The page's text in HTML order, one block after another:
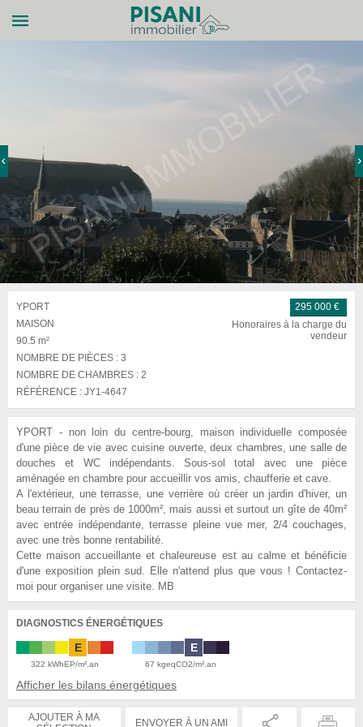
295 000 €
Honoraires à la charge du
vendeur
YPORT
MAISON
90.5 m²
NOMBRE DE PIÈCES : 3
NOMBRE DE CHAMBRES : 2
RÉFÉRENCE : JY1-4647
YPORT - non loin du centre-bourg, maison individuelle composée
d'une pièce de vie avec cuisine ouverte, deux chambres, une salle de
douches et WC indépendants. Sous-sol total avec une pièce
aménagée en chambre pour accueillir vos amis, chaufferie et cave.
A l'extérieur, une terrasse, une verrière où créer un jardin d'hiver, un
beau terrain de près de 1000m², mais aussi et surtout un gîte de 40m²
avec entrée indépendante, terrasse pleine vue mer, 2/4 couchages,
avec une très bonne rentabilité.
Cette maison accueillante et chaleureuse est au calme et bénéficie
d'une exposition plein sud. Elle n'attend plus que vous ! Contactez-
moi pour organiser une visite. MB
DIAGNOSTICS ÉNERGÉTIQUES
E
322 kWhEP/m².an
E
67 kgeqCO2/m².an
Afficher les bilans énergétiques
AJOUTER À MA
ENVOYER À UN AMI